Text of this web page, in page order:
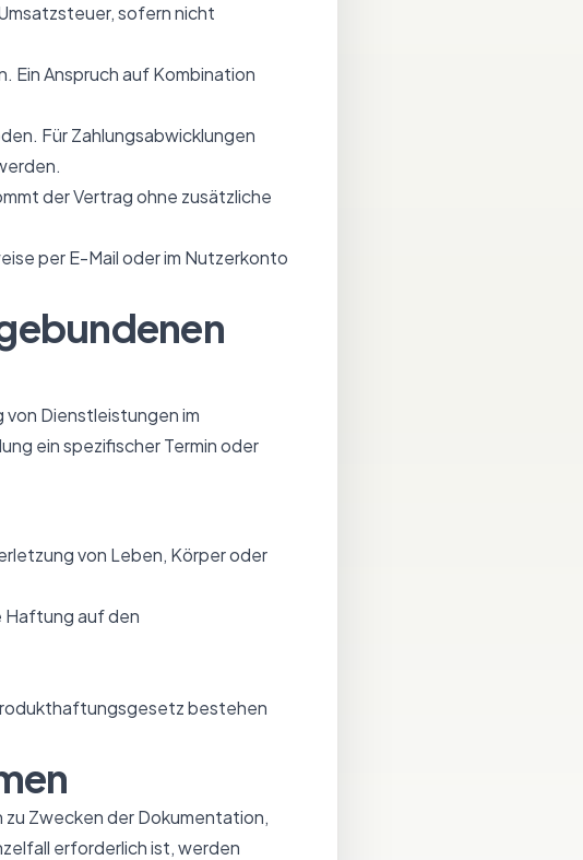
sofern nicht
Ein Anspruch auf Kombination
Für Zahlungsabwicklungen
der Vertrag ohne zusätzliche
per E-Mail oder im Nutzerkonto
Dienstleistungen im
ein spezifischer Termin oder
von Leben, Körper oder
Haftung auf den
bestehen
zu Zwecken der Dokumentation,
erforderlich ist, werden